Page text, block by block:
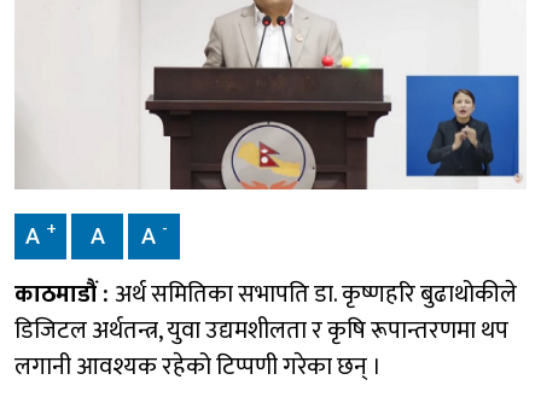
A + A A -
काठमाडौं :अर्थ समितिका सभापति डा. कृष्णहरि बुढाथोकीले
डिजिटल अर्थतन्त्र, युवा उद्यमशीलता र कृषि रूपान्तरणमा थप
लगानी आवश्यक रहेको टिप्पणी गरेका छन् ।